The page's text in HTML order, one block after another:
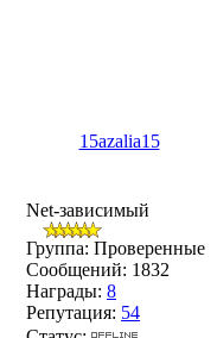
15azalia15
Net-зависимый
Группа: Проверенные
Сообщений: 1832
Награды: 8
Репутация: 54